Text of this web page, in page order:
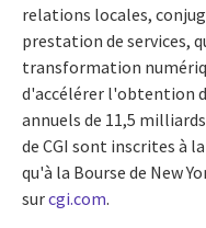
relations locales,
prestation de services,
transformation
d'accélérer l'obtention
annuels de 11,5
de CGI sont inscrites à
qu'à la Bourse de New
surcgi.com.